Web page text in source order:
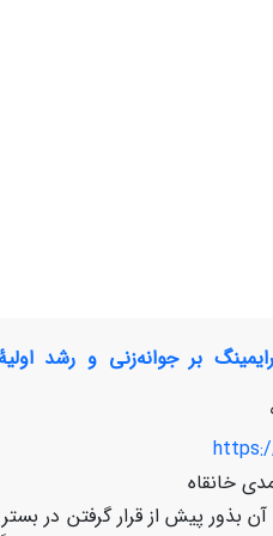
خانقاه
بذور پیش از قرار گرفتن در